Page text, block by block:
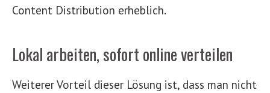
Content Distribution erheblich.
Lokal arbeiten, sofort online verteilen
Weiterer Vorteil dieser Lösung ist, dass man nicht